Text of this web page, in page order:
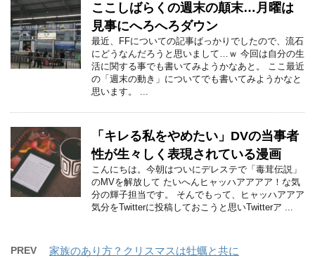
ここしばらくの週末の顛末…月曜は
見事にへろへろダウン
最近、FFについての記事ばっかりでしたので、流石
にどうなんだろうと思いまして…ｗ 今回は自分の生
活に関する事でも書いてみようかなあと。 ここ最近
の「週末の動き」についてでも書いてみようかなと
思います。 ...
「キレる私をやめたい」DVの当事者
性が生々しく表現されている漫画
こんにちは。今朝はついにデレステで「毒茸伝説」
のMVを解放して たいへんヒャッハアアアア！な気
分の輝子担当です。 そんでもって、ヒャッハアアア
気分をTwitterに投稿しておこうと思いTwitterア ...
PREV 家族のあり方？クリスマスは牡蠣と共に